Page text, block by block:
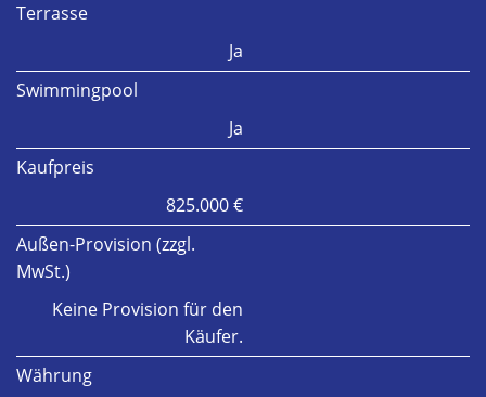
Terrasse
Ja
Swimmingpool
Ja
Kaufpreis
825.000 €
Außen-Provision (zzgl.
MwSt.)
Keine Provision für den
Käufer.
Währung